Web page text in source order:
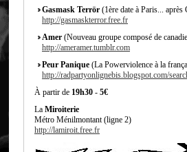
Gasmask Terrör (1ère date à Paris...
http://gasmaskterror.free.fr
Amer (Nouveau groupe composé de
http://ameramer.tumblr.com
Peur Panique (La Powerviolence à la
http://radpartyonlignebis.blogspot.com/
À partir de 19h30 - 5€
La Miroiterie
Métro Ménilmontant (ligne 2)
http://lamiroit.free.fr